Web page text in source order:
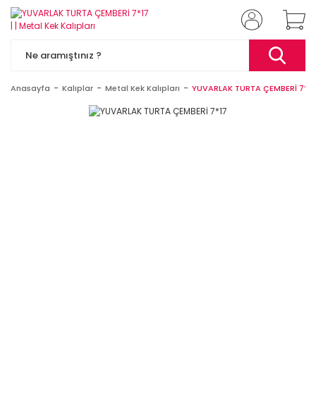
Anasayfa Kalıplar Metal Kek Kalıpları YUVARLAK TURTA ÇEMBERİ 7*17